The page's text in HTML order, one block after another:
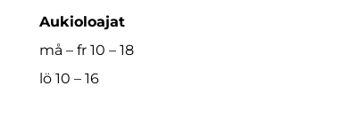
Aukioloajat
må – fr 10 – 18
lö 10 – 16